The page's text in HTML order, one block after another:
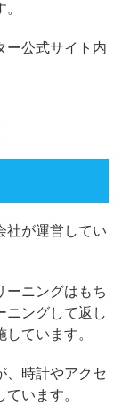
ー公式サイト内
社が運営してい
ーニングはもち
ニングして返し
ています。
、時計やアクセ
います。